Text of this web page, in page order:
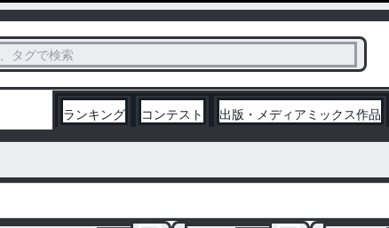
タグで検索
ランキング コンテスト 出版・メディアミックス作品